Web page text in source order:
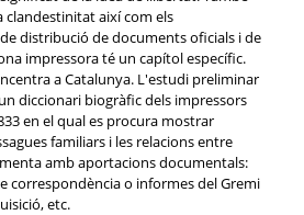
clandestinitat així com els
distribució de documents oficials i de
impressora té un capítol específic.
a Catalunya. L'estudi preliminar
diccionari biogràfic dels impressors
en el qual es procura mostrar
familiars i les relacions entre
amb aportacions documentals:
correspondència o informes del Gremi
etc.